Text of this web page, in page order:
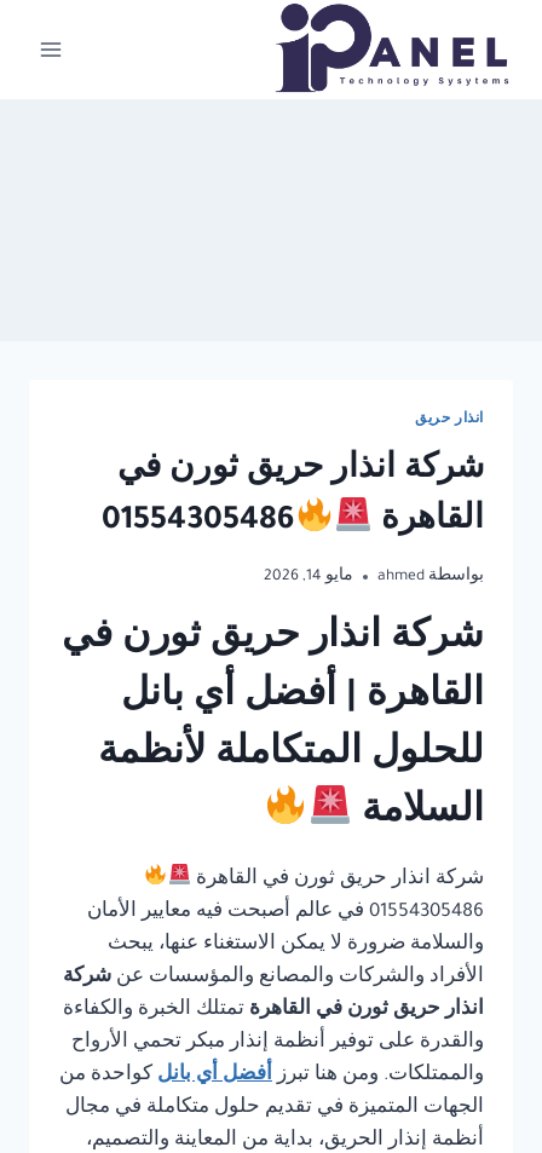
المحتوى
انذار حريق
شركة انذار حريق ثورن في
القاهرة
01554305486
بواسطة ahmed مايو 14, 2026
شركة انذار حريق ثورن في
القاهرة | أفضل أي بانل
للحلول المتكاملة لأنظمة
السلامة
شركة انذار حريق ثورن في القاهرة
01554305486 في عالم أصبحت فيه معايير الأمان
والسلامة ضرورة لا يمكن الاستغناء عنها، يبحث
الأفراد والشركات والمصانع والمؤسسات عن شركة
انذار حريق ثورن في القاهرة تمتلك الخبرة والكفاءة
والقدرة على توفير أنظمة إنذار مبكر تحمي الأرواح
والممتلكات. ومن هنا تبرز أفضل أي بانل كواحدة من
الجهات المتميزة في تقديم حلول متكاملة في مجال
أنظمة إنذار الحريق، بداية من المعاينة والتصميم،